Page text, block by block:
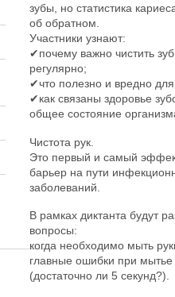
зубы, но статистика
об обратном.
Участники узнают:
✔почему важно чистить
регулярно;
✔что полезно и вредно
✔как связаны здоровье
общее состояние
Чистота рук.
Это первый и самый
барьер на пути
заболеваний.
В рамках диктанта будут
вопросы:
когда необходимо мыть
главные ошибки при мытье
(достаточно ли 5 секунд?).